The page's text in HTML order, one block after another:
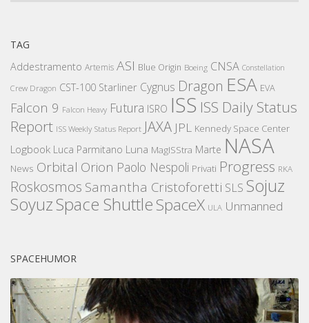
TAG
Addestramento Artemis ASI Blue Origin Boeing CNSA Constellation
Crew Dragon CST-100 Starliner Cygnus Dragon ESA EVA
Falcon 9 Falcon Heavy Futura ISRO ISS ISS Daily Status
Report ISS Weekly Status Report JAXA JPL Kennedy Space Center
Logbook Luca Parmitano Luna MagISStra Marte NASA
News Orbital Orion Paolo Nespoli Privati Progress RKA
Roskosmos Samantha Cristoforetti SLS Sojuz
SoyuzSpace ShuttleSpaceX ULA Unmanned
SPACEHUMOR